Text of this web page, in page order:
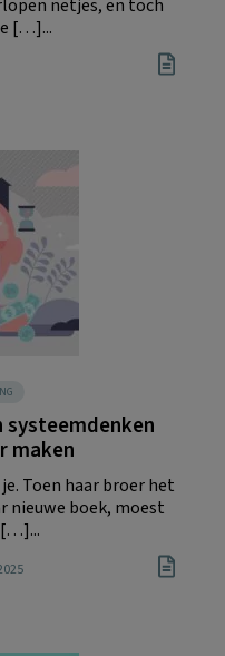
netjes, en toch
[…]...
systeemdenken
maken
Toen haar broer het
nieuwe boek, moest
[…]...